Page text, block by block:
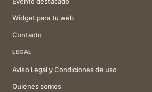
Widget para tu web
Contacto
LEGAL
Aviso Legal y Condiciones de uso
Quienes somos